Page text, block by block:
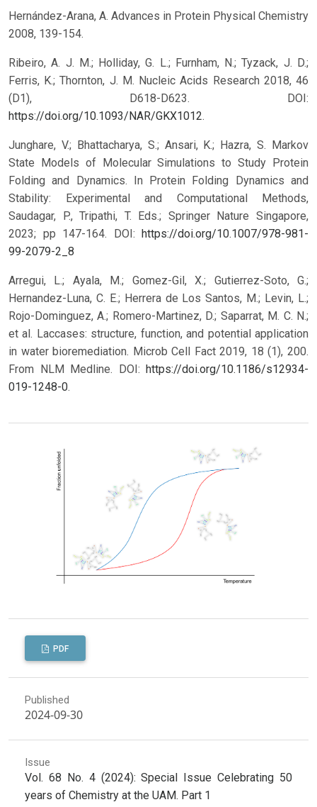
Hernández-Arana, A. Advances in Protein Physical Chemistry
2008, 139-154.
Ribeiro, A. J. M.; Holliday, G. L.; Furnham, N.; Tyzack, J. D.;
Ferris, K.; Thornton, J. M. Nucleic Acids Research 2018, 46
(D1), D618-D623. DOI:
https://doi.org/10.1093/NAR/GKX1012.
Junghare, V.; Bhattacharya, S.; Ansari, K.; Hazra, S. Markov
State Models of Molecular Simulations to Study Protein
Folding and Dynamics. In Protein Folding Dynamics and
Stability: Experimental and Computational Methods,
Saudagar, P., Tripathi, T. Eds.; Springer Nature Singapore,
2023; pp 147-164. DOI: https://doi.org/10.1007/978-981-
99-2079-2_8
Arregui, L.; Ayala, M.; Gomez-Gil, X.; Gutierrez-Soto, G.;
Hernandez-Luna, C. E.; Herrera de Los Santos, M.; Levin, L.;
Rojo-Dominguez, A.; Romero-Martinez, D.; Saparrat, M. C. N.;
et al. Laccases: structure, function, and potential application
in water bioremediation. Microb Cell Fact 2019, 18 (1), 200.
From NLM Medline. DOI: https://doi.org/10.1186/s12934-
019-1248-0.
PDF
Published
2024-09-30
Issue
Vol. 68 No. 4 (2024): Special Issue Celebrating 50
years of Chemistry at the UAM. Part 1